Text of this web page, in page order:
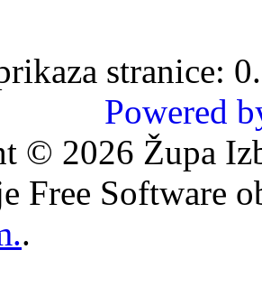
stranice:
Powered
© 2026 Župa
Free Software
.